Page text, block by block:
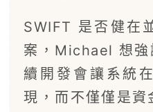
SWIFT 是否健在
案，Michael 想強
續開發會讓系統
現，而不僅僅是資